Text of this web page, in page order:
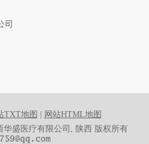
司
TXT地图
网站HTML地图
华盛医疗有限公司, 陕西 版权所有